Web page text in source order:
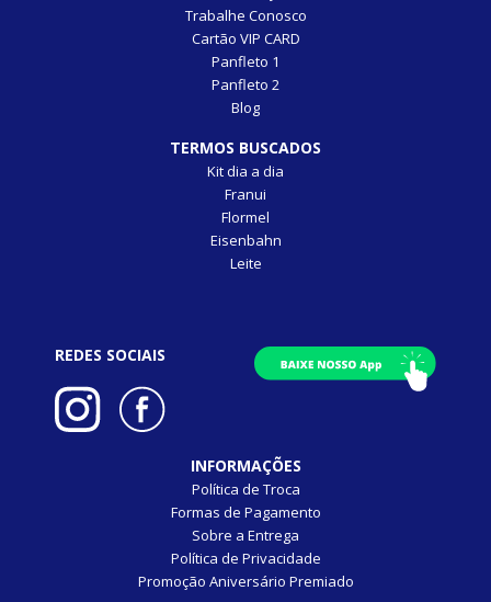
Trabalhe Conosco
Cartão VIP CARD
Panfleto 1
Panfleto 2
Blog
TERMOS BUSCADOS
Kit dia a dia
Franui
Flormel
Eisenbahn
Leite
REDES SOCIAIS
INFORMAÇÕES
Política de Troca
Formas de Pagamento
Sobre a Entrega
Política de Privacidade
Promoção Aniversário Premiado